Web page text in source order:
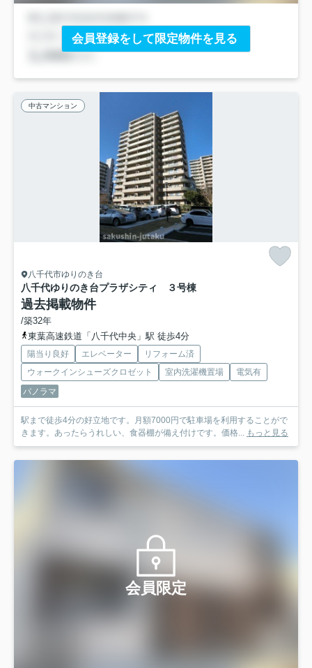
会員登録をして限定物件を見る
中古マンション
八千代市ゆりのき台
八千代ゆりのき台プラザシティ ３号棟
過去掲載物件
/築32年
東葉高速鉄道「八千代中央」駅 徒歩4分
陽当り良好 エレベーター
リフォーム済
ウォークインシューズクロゼット
室内洗濯機置場
電気有
パノラマ
駅まで徒歩4分の好立地です。月額7000円で駐車場を利用することがで
きます。あったらうれしい、食器棚が備え付けです。価格... もっと見る
会員限定